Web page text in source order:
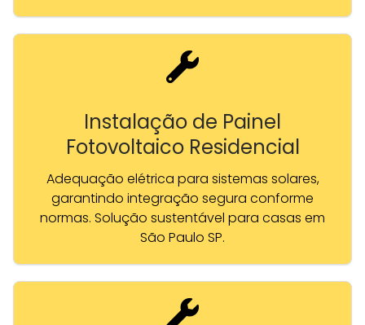
Instalação de Painel
Fotovoltaico Residencial
Adequação elétrica para sistemas solares,
garantindo integração segura conforme
normas. Solução sustentável para casas em
São Paulo SP.